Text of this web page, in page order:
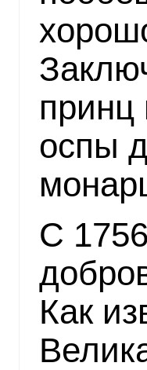
принц
оспы
С
Как